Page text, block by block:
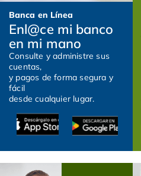
Banca en Línea
Enl@ce mi banco
en mi mano
Consulte y administre sus
cuentas,
y pagos de forma segura y
fácil
desde cualquier lugar.